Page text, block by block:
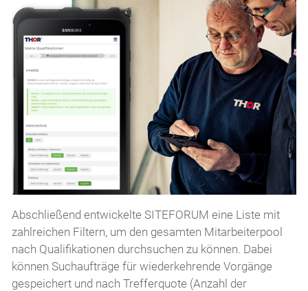
Abschließend entwickelte SITEFORUM eine Liste mit
zahlreichen Filtern, um den gesamten Mitarbeiterpool
nach Qualifikationen durchsuchen zu können. Dabei
können Suchaufträge für wiederkehrende Vorgänge
gespeichert und nach Trefferquote (Anzahl der